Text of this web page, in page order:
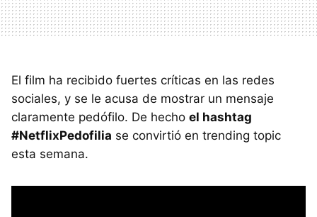
El film ha recibido fuertes críticas en las redes
sociales, y se le acusa de mostrar un mensaje
claramente pedófilo. De hecho el hashtag
#NetflixPedofilia se convirtió en trending topic
esta semana.